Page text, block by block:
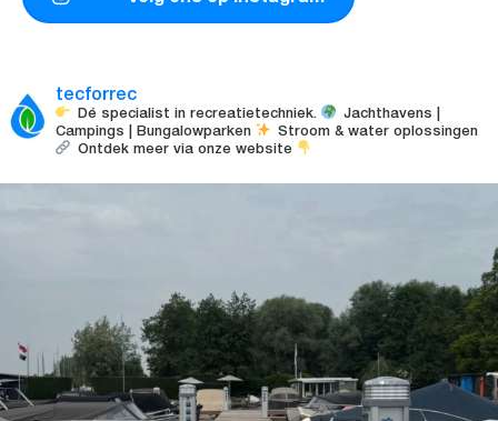
tecforrec
Dé specialist in recreatietechniek.
Jachthavens |
Campings | Bungalowparken
Stroom & water oplossingen
Ontdek meer via onze website